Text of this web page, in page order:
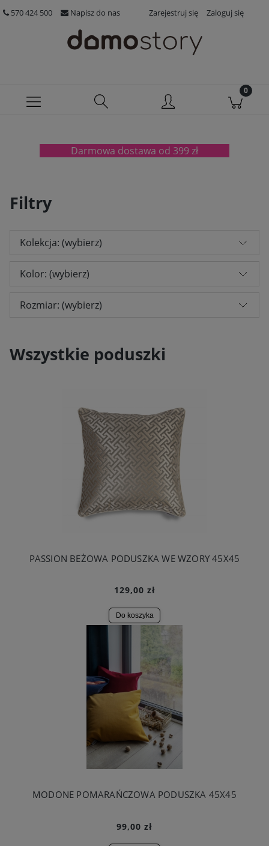
570 424 500 Napisz do nas Zarejestruj się Zaloguj się
Darmowa dostawa od 399 zł
Filtry
Kolekcja: (wybierz)
Kolor: (wybierz)
Rozmiar: (wybierz)
Wszystkie poduszki
PASSION BEŻOWA PODUSZKA WE WZORY 45X45
129,00 zł
Do koszyka
MODONE POMARAŃCZOWA PODUSZKA 45X45
99,00 zł